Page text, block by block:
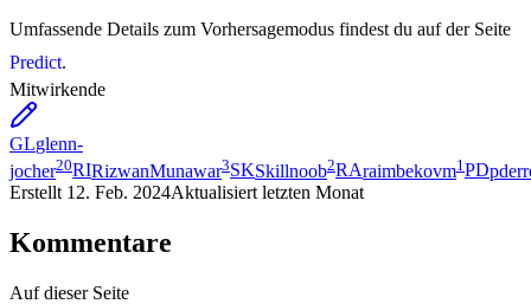
Umfassende Details zum Vorhersagemodus findest du auf der Seite
Predict.
Mitwirkende
GLglenn-
jocher20RIRizwanMunawar3SKSkillnoob2RAraimbekovm1 PD
Erstellt 12. Feb. 2024Aktualisiert letzten Monat
Kommentare
Auf dieser Seite